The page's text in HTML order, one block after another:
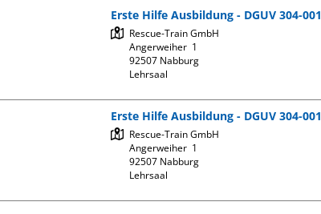
Erste Hilfe Ausbildung - DGUV 304-001
Rescue-Train GmbH
Angerweiher  1
92507 Nabburg
Lehrsaal
Erste Hilfe Ausbildung - DGUV 304-001
Rescue-Train GmbH
Angerweiher  1
92507 Nabburg
Lehrsaal